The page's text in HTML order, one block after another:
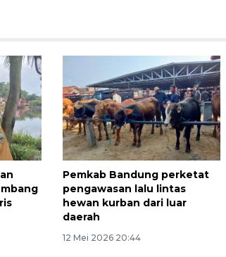
Pemkab Bandung perketat
pengawasan lalu lintas
hewan kurban dari luar
daerah
12 Mei 2026 20:44
laki
2026-